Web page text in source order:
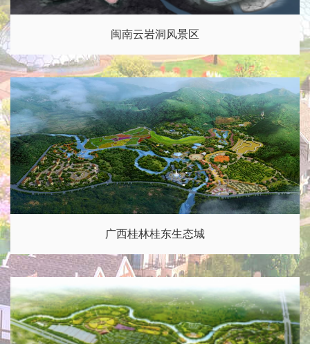
闽南云岩洞风景区
广西桂林桂东生态城